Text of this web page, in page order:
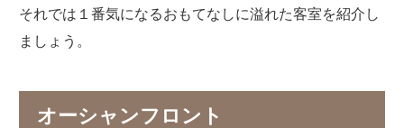
それでは１番気になるおもてなしに溢れた客室を紹介し
ましょう。
オーシャンフロント